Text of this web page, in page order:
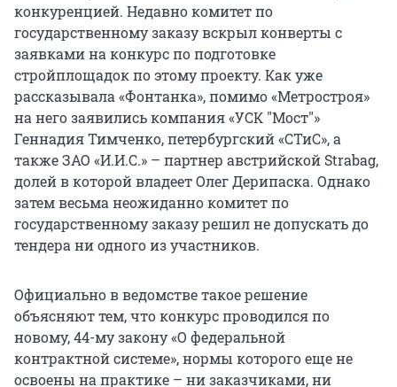
конкуренцией. Недавно комитет по
государственному заказу вскрыл конверты с
заявками на конкурс по подготовке
стройплощадок по этому проекту. Как уже
рассказывала «Фонтанка», помимо «Метростроя»
на него заявились компания «УСК "Мост"»
Геннадия Тимченко, петербургский «СТиС», а
также ЗАО «И.И.С.» – партнер австрийской Strabag,
долей в которой владеет Олег Дерипаска. Однако
затем весьма неожиданно комитет по
государственному заказу решил не допускать до
тендера ни одного из участников.
Официально в ведомстве такое решение
объясняют тем, что конкурс проводился по
новому, 44-му закону «О федеральной
контрактной системе», нормы которого еще не
освоены на практике – ни заказчиками, ни